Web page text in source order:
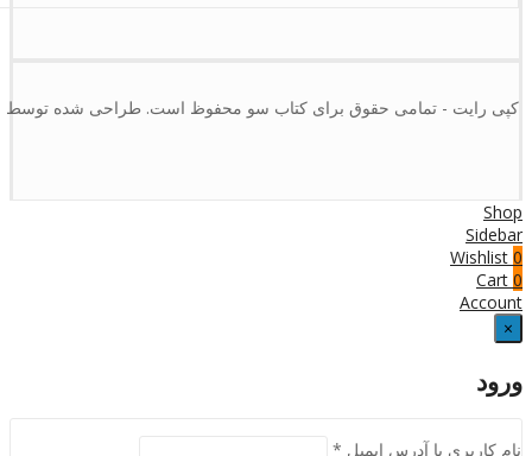
کپی رایت - تمامی حقوق برای کتاب سو محفوظ است. طراحی شده
Shop
Sidebar
0
Wishlist
0
Cart
Account
×
ورود
نام کاربری یا آدرس ایمیل *